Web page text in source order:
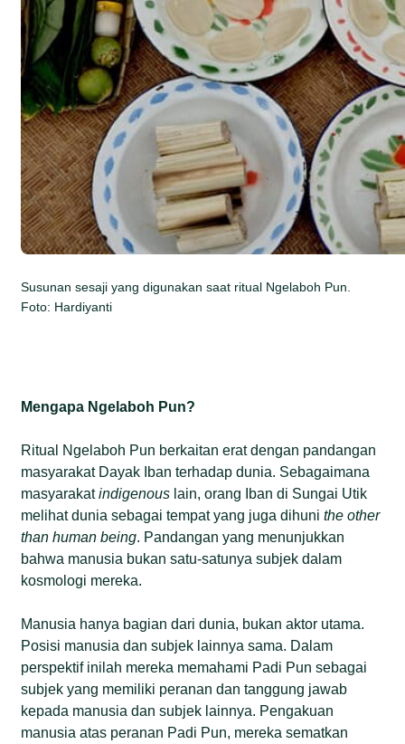
Susunan sesaji yang digunakan saat ritual Ngelaboh Pun.
Foto: Hardiyanti
Mengapa Ngelaboh Pun?
Ritual Ngelaboh Pun berkaitan erat dengan pandangan
masyarakat Dayak Iban terhadap dunia. Sebagaimana
masyarakatindigenous lain, orang Iban di Sungai Utik
melihat dunia sebagai tempat yang juga dihunithe other
than human being. Pandangan yang menunjukkan
bahwa manusia bukan satu-satunya subjek dalam
kosmologi mereka.
Manusia hanya bagian dari dunia, bukan aktor utama.
Posisi manusia dan subjek lainnya sama. Dalam
perspektif inilah mereka memahami Padi Pun sebagai
subjek yang memiliki peranan dan tanggung jawab
kepada manusia dan subjek lainnya. Pengakuan
manusia atas peranan Padi Pun, mereka sematkan